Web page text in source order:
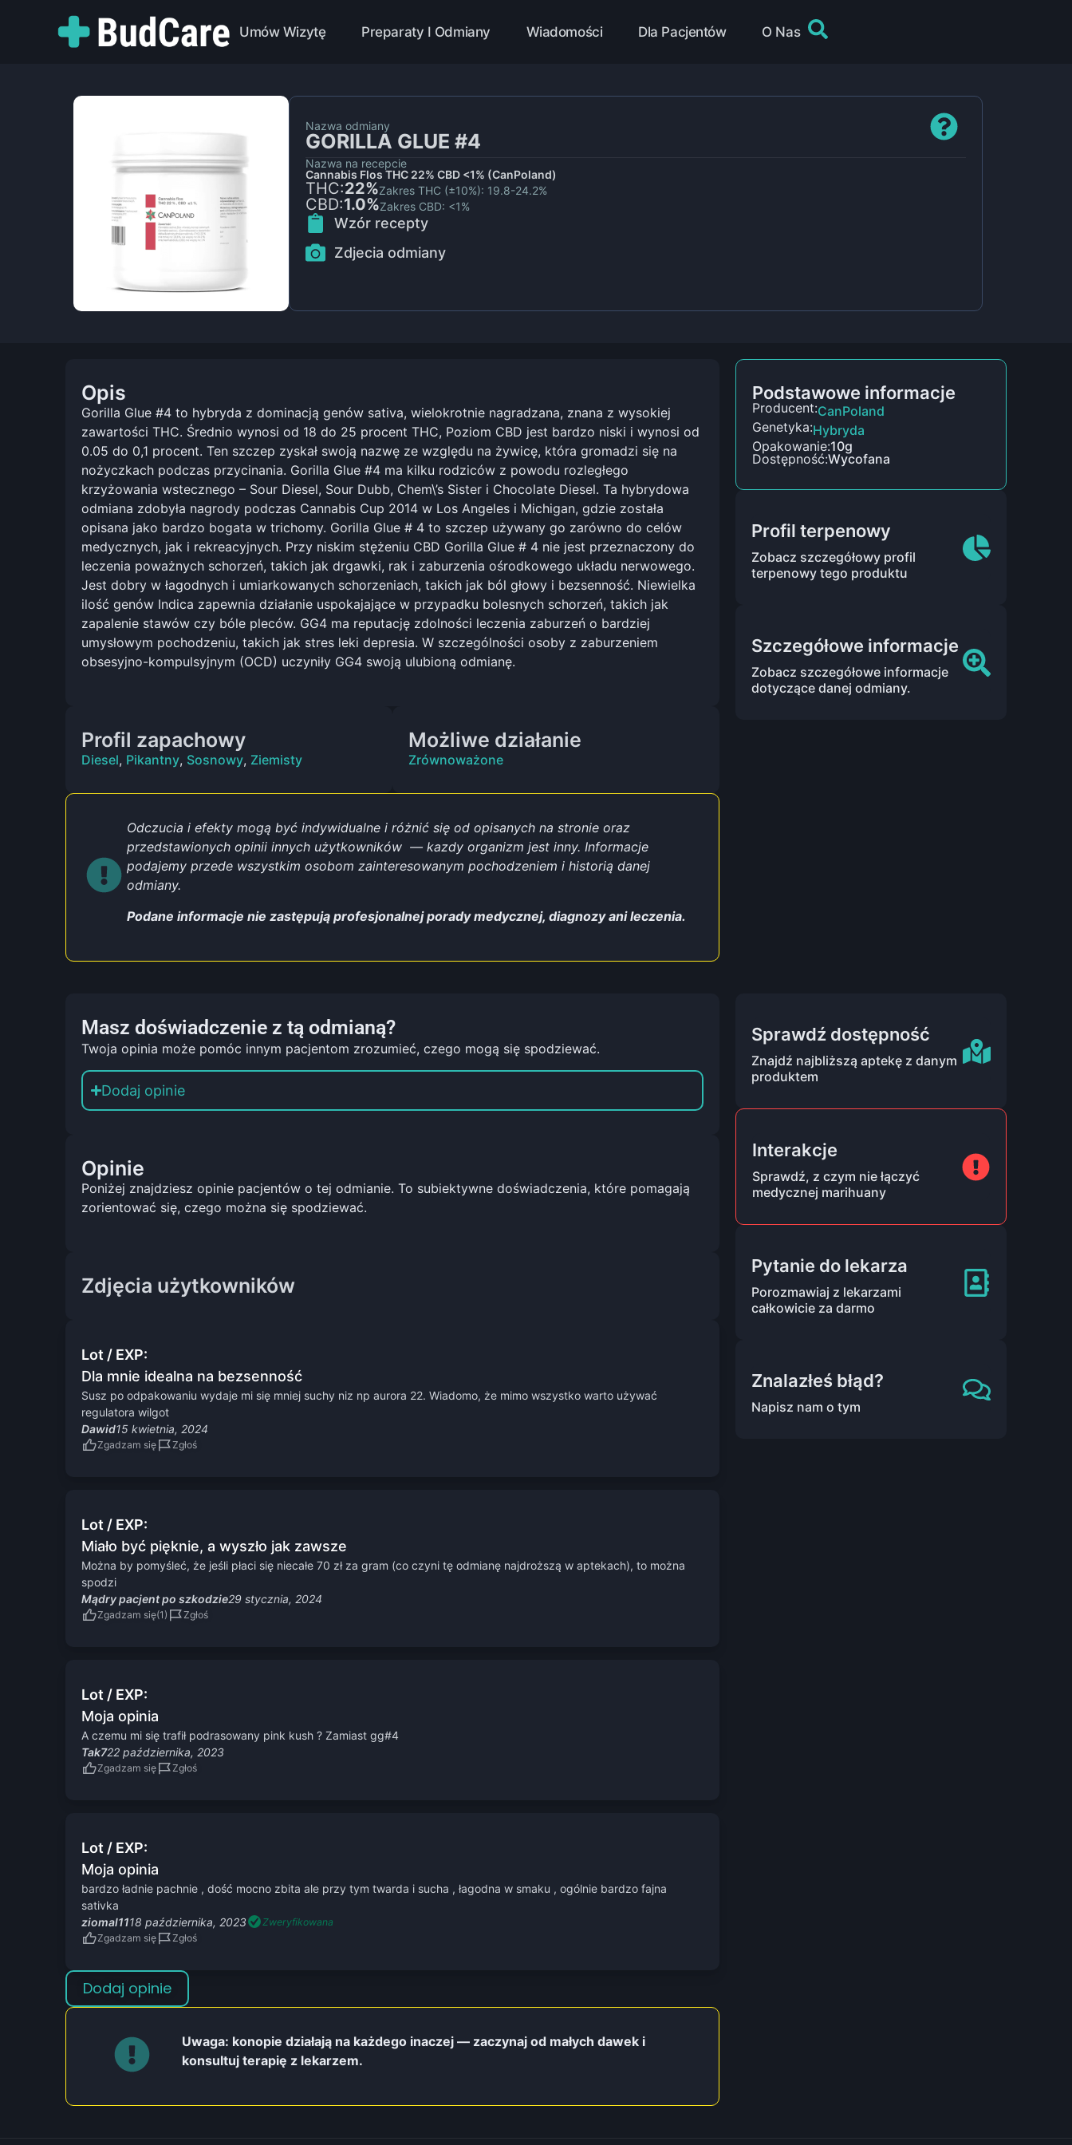
Umów Wizytę Preparaty I Odmiany Wiadomości Dla Pacjentów O Nas
Nazwa odmiany
GORILLA GLUE #4
Nazwa na recepcie
Cannabis Flos THC 22% CBD <1% (CanPoland)
THC:22%Zakres THC (±10%): 19.8-24.2%
CBD:1.0%Zakres CBD: <1%
Wzór recepty
Zdjecia odmiany
Opis
Gorilla Glue #4 to hybryda z dominacją genów sativa, wielokrotnie nagradzana, znana z wysokiej
zawartości THC. Średnio wynosi od 18 do 25 procent THC, Poziom CBD jest bardzo niski i wynosi od
0.05 do 0,1 procent. Ten szczep zyskał swoją nazwę ze względu na żywicę, która gromadzi się na
nożyczkach podczas przycinania. Gorilla Glue #4 ma kilku rodziców z powodu rozległego
krzyżowania wstecznego – Sour Diesel, Sour Dubb, Chem\’s Sister i Chocolate Diesel. Ta hybrydowa
odmiana zdobyła nagrody podczas Cannabis Cup 2014 w Los Angeles i Michigan, gdzie została
opisana jako bardzo bogata w trichomy. Gorilla Glue # 4 to szczep używany go zarówno do celów
medycznych, jak i rekreacyjnych. Przy niskim stężeniu CBD Gorilla Glue # 4 nie jest przeznaczony do
leczenia poważnych schorzeń, takich jak drgawki, rak i zaburzenia ośrodkowego układu nerwowego.
Jest dobry w łagodnych i umiarkowanych schorzeniach, takich jak ból głowy i bezsenność. Niewielka
ilość genów Indica zapewnia działanie uspokajające w przypadku bolesnych schorzeń, takich jak
zapalenie stawów czy bóle pleców. GG4 ma reputację zdolności leczenia zaburzeń o bardziej
umysłowym pochodzeniu, takich jak stres leki depresia. W szczególności osoby z zaburzeniem
obsesyjno-kompulsyjnym (OCD) uczyniły GG4 swoją ulubioną odmianę.
Profil zapachowy
Diesel, Pikantny, Sosnowy, Ziemisty
Możliwe działanie
Zrównoważone
Odczucia i efekty mogą być indywidualne i różnić się od opisanych na stronie oraz
przedstawionych opinii innych użytkowników— kazdy organizm jest inny. Informacje
podajemy przede wszystkim osobom zainteresowanym pochodzeniem i historią danej
odmiany.
Podane informacje nie zastępują profesjonalnej porady medycznej, diagnozy ani leczenia.
Podstawowe informacje
Producent:CanPoland
Genetyka:Hybryda
Opakowanie:10g
Dostępność:Wycofana
Profil terpenowy
Zobacz szczegółowy profil
terpenowy tego produktu
Szczegółowe informacje
Zobacz szczegółowe informacje
dotyczące danej odmiany.
Masz doświadczenie z tą odmianą?
Twoja opinia może pomóc innym pacjentom zrozumieć, czego mogą się spodziewać.
Dodaj opinie
Opinie
Poniżej znajdziesz opinie pacjentów o tej odmianie. To subiektywne doświadczenia, które pomagają
zorientować się, czego można się spodziewać.
Zdjęcia użytkowników
Lot / EXP:
Dla mnie idealna na bezsenność
Susz po odpakowaniu wydaje mi się mniej suchy niz np aurora 22. Wiadomo, że mimo wszystko warto używać
regulatora wilgot
Dawid15 kwietnia, 2024
Zgadzam się Zgłoś
Lot / EXP:
Miało być pięknie, a wyszło jak zawsze
Można by pomyśleć, że jeśli płaci się niecałe 70 zł za gram (co czyni tę odmianę najdroższą w aptekach), to można
spodzi
Mądry pacjent po szkodzie29 stycznia, 2024
Zgadzam się Zgłoś
Lot / EXP:
Moja opinia
A czemu mi się trafił podrasowany pink kush ? Zamiast gg#4
Tak722 października, 2023
Zgadzam się Zgłoś
Lot / EXP:
Moja opinia
bardzo ładnie pachnie , dość mocno zbita ale przy tym twarda i sucha , łagodna w smaku , ogólnie bardzo fajna
sativka
ziomal1118 października, 2023
Zweryfikowana
Zgadzam się
Zgłoś
Dodaj opinie
Uwaga: konopie działają na każdego inaczej — zaczynaj od małych dawek i
konsultuj terapię z lekarzem.
Sprawdź dostępność
Znajdź najbliższą aptekę z danym
produktem
Interakcje
Sprawdź, z czym nie łączyć
medycznej marihuany
Pytanie do lekarza
Porozmawiaj z lekarzami
całkowicie za darmo
Znalazłeś błąd?
Napisz nam o tym